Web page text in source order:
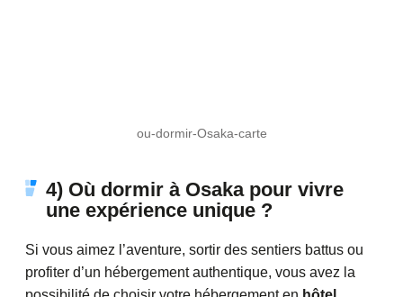
ou-dormir-Osaka-carte
4) Où dormir à Osaka pour vivre
une expérience unique ?
Si vous aimez l’aventure, sortir des sentiers battus ou
profiter d’un hébergement authentique, vous avez la